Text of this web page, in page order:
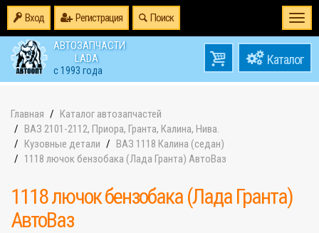
Вход Регистрация Поиск
АВТОЗАПЧАСТИ
LADA
с 1993 года
товаров0
на0
Главная
Каталог автозапчастей
ВАЗ 2101-2112, Приора, Гранта, Калина, Нива.
Кузовные детали
ВАЗ 1118 Калина (седан)
1118 лючок бензобака (Лада Гранта) АвтоВаз
1118 лючок бензобака (Лада Гранта)
АвтоВаз